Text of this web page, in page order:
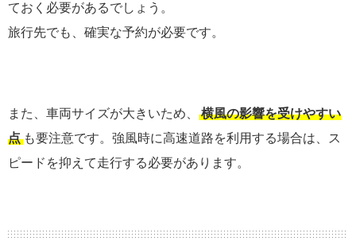
ておく必要があるでしょう。
旅行先でも、確実な予約が必要です。
また、車両サイズが大きいため、
横風の影響を受けやすい
点 も要注意です。強風時に高速道路を利用する場合は、ス
ピードを抑えて走行する必要があります。